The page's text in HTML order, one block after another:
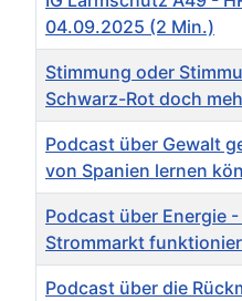
04.09.2025 (2 Min.)
Stimmung oder
Schwarz-Rot doch
Podcast über Gewalt
von Spanien lernen
Podcast über Energie
Strommarkt
Podcast über die